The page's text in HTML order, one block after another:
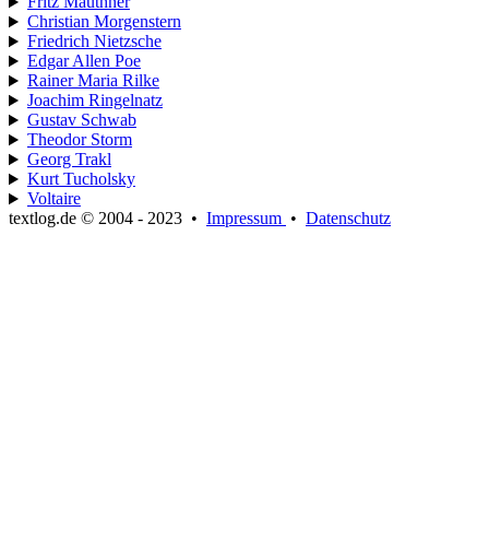
Christian Morgenstern
Friedrich Nietzsche
Edgar Allen Poe
Rainer Maria Rilke
Joachim Ringelnatz
Gustav Schwab
Theodor Storm
Georg Trakl
Kurt Tucholsky
Voltaire
textlog.de © 2004 - 2023 • Impressum • Datenschutz